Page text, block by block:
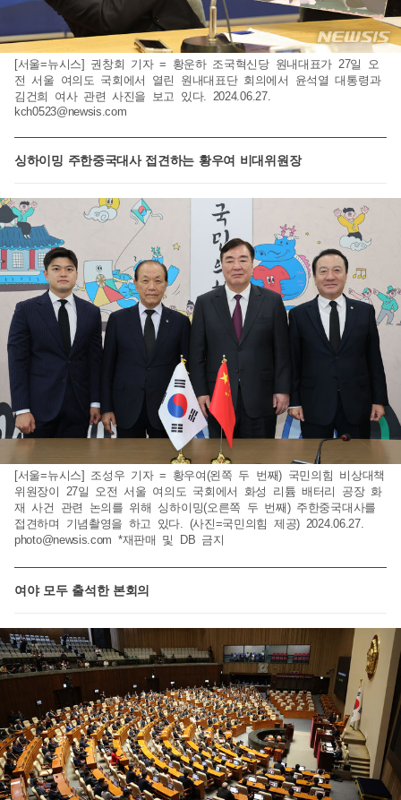
[서울=뉴시스] 권창회 기자 = 황운하 조국혁신당 원내대표가 27일 오
전 서울 여의도 국회에서 열린 원내대표단 회의에서 윤석열 대통령과
김건희 여사 관련 사진을 보고 있다. 2024.06.27.
kch0523@newsis.com
싱하이밍 주한중국대사 접견하는 황우여 비대위원장
[서울=뉴시스] 조성우 기자 = 황우여(왼쪽 두 번째) 국민의힘 비상대책
위원장이 27일 오전 서울 여의도 국회에서 화성 리튬 배터리 공장 화
재 사건 관련 논의를 위해 싱하이밍(오른쪽 두 번째) 주한중국대사를
접견하며 기념촬영을 하고 있다. (사진=국민의힘 제공) 2024.06.27.
photo@newsis.com *재판매 및 DB 금지
여야 모두 출석한 본회의